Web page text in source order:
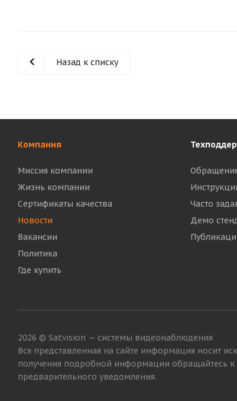
Назад к списку
Компания
Миссия компании
Жизнь компании
Сертификаты качества
Новости
Вакансии
Политика
Где купить
Часто
Демо
2026 © Satvision — системы видеонаблюдения
Вся представленная на сайте информация носит
получения подробной информации обращайтесь к
предварительного уведомления.